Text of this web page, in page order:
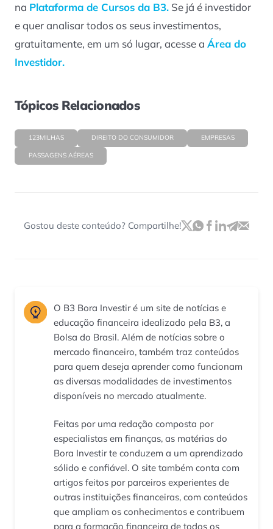
na Plataforma de Cursos da B3. Se já é investidor
e quer analisar todos os seus investimentos,
gratuitamente, em um só lugar, acesse a Área do
Investidor.
Tópicos Relacionados
123MILHAS DIREITO DO CONSUMIDOR EMPRESAS
PASSAGENS AÉREAS
Gostou deste conteúdo? Compartilhe!
O B3 Bora Investir é um site de notícias e
educação financeira idealizado pela B3, a
Bolsa do Brasil. Além de notícias sobre o
mercado financeiro, também traz conteúdos
para quem deseja aprender como funcionam
as diversas modalidades de investimentos
disponíveis no mercado atualmente.
Feitas por uma redação composta por
especialistas em finanças, as matérias do
Bora Investir te conduzem a um aprendizado
sólido e confiável. O site também conta com
artigos feitos por parceiros experientes de
outras instituições financeiras, com conteúdos
que ampliam os conhecimentos e contribuem
para a formação financeira de todos os